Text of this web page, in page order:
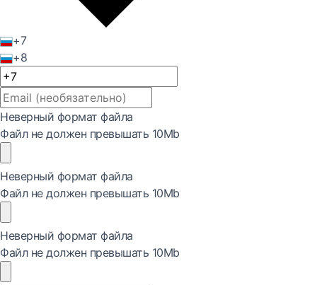
+7
+8
Неверный формат файла
Файл не должен превышать 10Mb
Неверный формат файла
Файл не должен превышать 10Mb
Неверный формат файла
Файл не должен превышать 10Mb